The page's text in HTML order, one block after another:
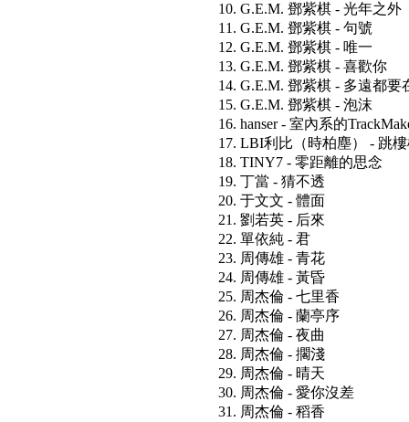
10. G.E.M. 鄧紫棋 - 光年之外
11. G.E.M. 鄧紫棋 - 句號
12. G.E.M. 鄧紫棋 - 唯一
13. G.E.M. 鄧紫棋 - 喜歡你
14. G.E.M. 鄧紫棋 - 多遠都要
15. G.E.M. 鄧紫棋 - 泡沫
16. hanser - 室內系的
17. LBI利比（時柏塵） - 跳
18. TINY7 - 零距離的思念
19. 丁當 - 猜不透
20. 于文文 - 體面
21. 劉若英 - 后來
22. 單依純 - 君
23. 周傳雄 - 青花
24. 周傳雄 - 黃昏
25. 周杰倫 - 七里香
26. 周杰倫 - 蘭亭序
27. 周杰倫 - 夜曲
28. 周杰倫 - 擱淺
29. 周杰倫 - 晴天
30. 周杰倫 - 愛你沒差
31. 周杰倫 - 稻香